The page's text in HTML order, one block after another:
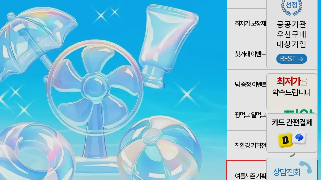
공공기관
우선구매
대상기업
BEST →
최저가를
약속드립니다
카드 간편결제
상담전화
최저가 보장제
첫거래 이벤트
덤 증정 이벤트
꿩먹고 알먹고
친환경 기획전
여름시즌 기획전